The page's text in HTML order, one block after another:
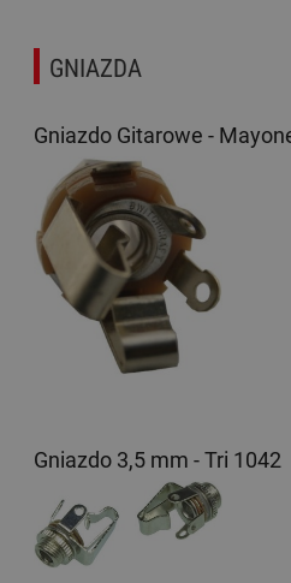
GNIAZDA
Gniazdo Gitarowe -
Gniazdo 3,5 mm - Tri 1042